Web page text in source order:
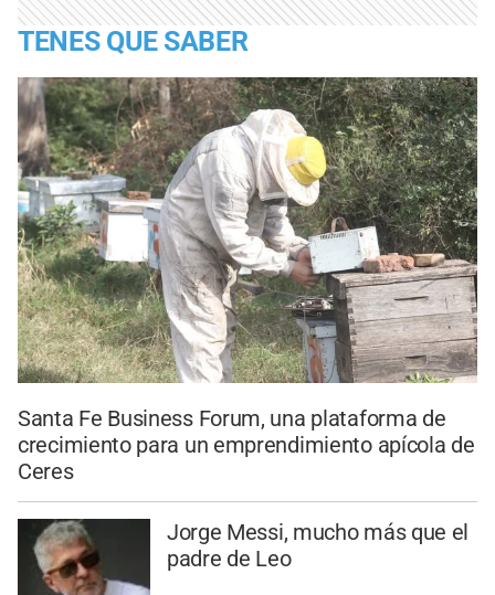
TENES QUE SABER
Santa Fe Business Forum, una plataforma de
crecimiento para un emprendimiento apícola de
Ceres
Jorge Messi, mucho más que el
padre de Leo